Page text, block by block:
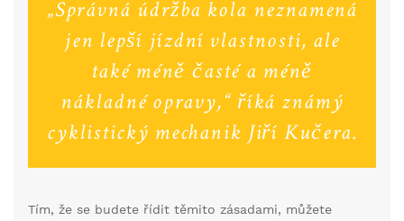
„Správná údržba kola neznamená
jen lepší jízdní vlastnosti, ale
také méně časté a méně
nákladné opravy,“ říká známý
cyklistický mechanik Jiří Kučera.
Tím, že se budete řídit těmito zásadami, můžete